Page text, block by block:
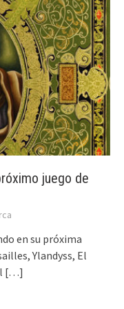
juego de
en su próxima
Ylandyss, El
[…]